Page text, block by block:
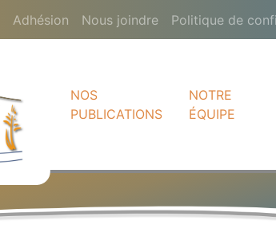
Adhésion Nous joindre Politique de
NOS
PUBLICATIONS
NOTRE
ÉQUIPE